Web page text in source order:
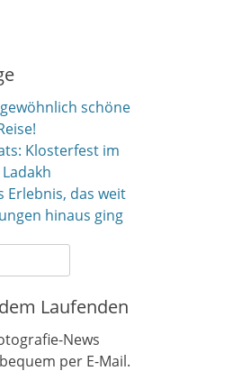
schöne
Klosterfest im
Erlebnis, das weit
hinaus ging
Laufenden
News
per E-Mail.